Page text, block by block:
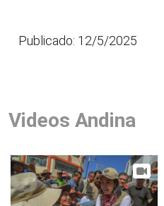
Publicado: 12/5/2025
Videos Andina